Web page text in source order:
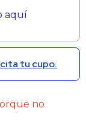
aquí
tu cupo.
no